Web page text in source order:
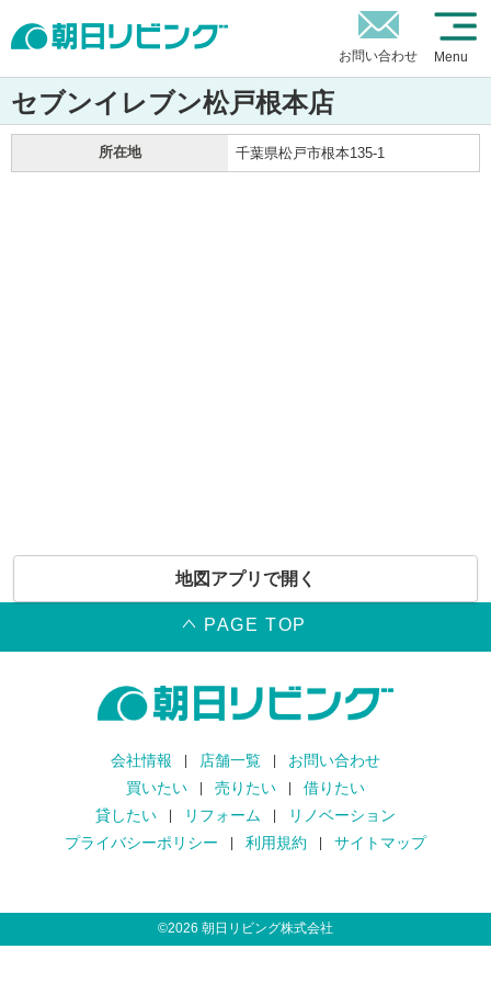
お問い合わせ Menu
セブンイレブン松戸根本店
所在地 千葉県松戸市根本135-1
地図アプリで開く
PAGE TOP
会社情報 店舗一覧
お問い合わせ
買いたい
売りたい
借りたい
貸したい
リフォーム
リノベーション
プライバシーポリシー
利用規約 サイトマップ
©2026 朝日リビング株式会社